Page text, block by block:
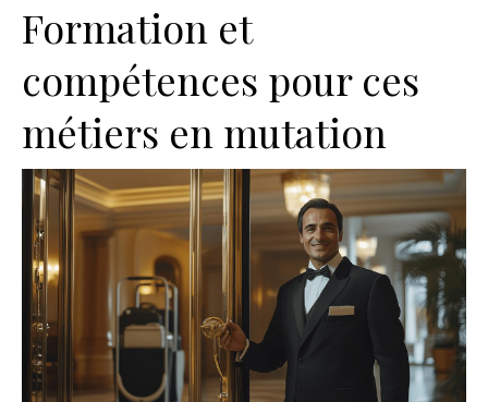
Formation et
compétences pour ces
métiers en mutation